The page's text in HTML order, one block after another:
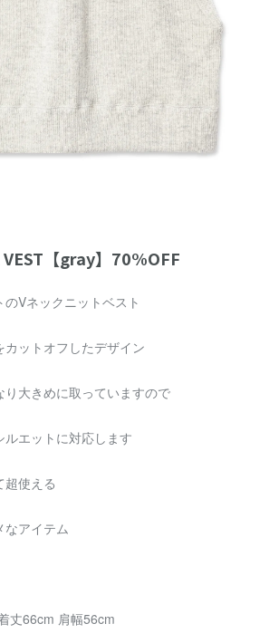
VEST【gray】70%OFF
Vネックニットベスト
ットオフしたデザイン
り大きめに取っていますので
エットに対応します
超使える
なアイテム
丈66cm 肩幅56cm